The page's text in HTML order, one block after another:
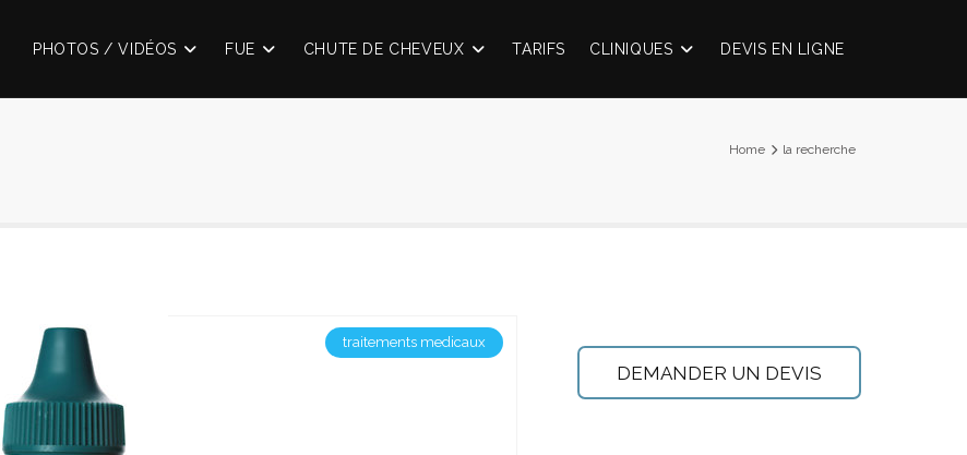
PHOTOS / VIDÉOS FUE CHUTE DE CHEVEUX TARIFS CLINIQUES DEVIS EN LIGNE
Home la recherche
traitements medicaux
DEMANDER UN DEVIS